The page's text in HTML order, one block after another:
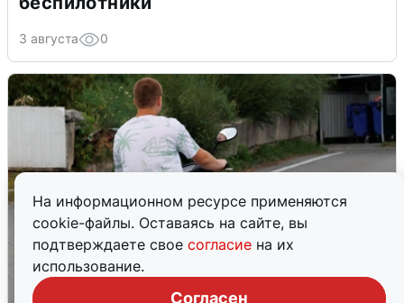
На информационном ресурсе применяются
cookie-файлы. Оставаясь на сайте, вы
подтверждаете свое согласие на их
использование.
Согласен
3 августа 0